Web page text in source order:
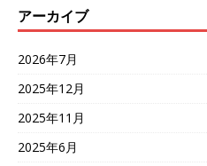
アーカイブ
2026年7月
2025年12月
2025年11月
2025年6月